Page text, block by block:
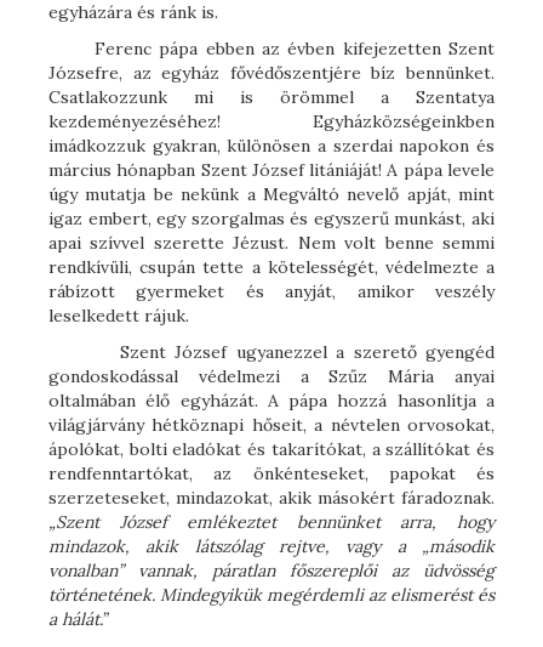
egyházára és ránk is.
Ferenc pápa ebben az évben kifejezetten Szent
Józsefre, az egyház fővédőszentjére bíz bennünket.
Csatlakozzunk mi is örömmel a Szentatya
kezdeményezéséhez! Egyházközségeinkben
imádkozzuk gyakran, különösen a szerdai napokon és
március hónapban Szent József litániáját! A pápa levele
úgy mutatja be nekünk a Megváltó nevelő apját, mint
igaz embert, egy szorgalmas és egyszerű munkást, aki
apai szívvel szerette Jézust. Nem volt benne semmi
rendkívüli, csupán tette a kötelességét, védelmezte a
rábízott gyermeket és anyját, amikor veszély
leselkedett rájuk.
Szent József ugyanezzel a szerető gyengéd
gondoskodással védelmezi a Szűz Mária anyai
oltalmában élő egyházát. A pápa hozzá hasonlítja a
világjárvány hétköznapi hőseit, a névtelen orvosokat,
ápolókat, bolti eladókat és takarítókat, a szállítókat és
rendfenntartókat, az önkénteseket, papokat és
szerzeteseket, mindazokat, akik másokért fáradoznak.
„Szent József emlékeztet bennünket arra, hogy
mindazok, akik látszólag rejtve, vagy a „második
vonalban” vannak, páratlan főszereplői az üdvösség
történetének. Mindegyikük megérdemli az elismerést és
a hálát.”